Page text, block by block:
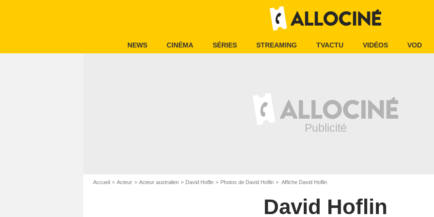
NEWS CINÉMA SÉRIES STREAMING TVACTU VIDÉOS VOD
Accueil Acteur Acteur australien David Hoflin Photos de David Hoflin Affiche David Hoflin
David Hoflin